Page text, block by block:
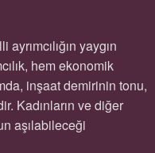
yaygın
hem ekonomik
inşaat demirinin tonu,
Kadınların ve diğer
aşılabileceği